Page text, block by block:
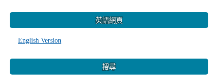
英語網頁
English Version
搜尋